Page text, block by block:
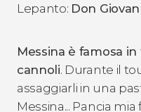
Lepanto: Don
Messina è famosa
cannoli. Durante il
assaggiarli in una
Messina... Pancia